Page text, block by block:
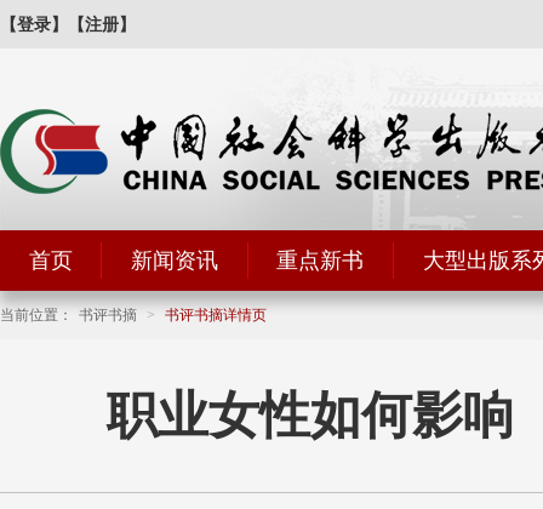
【登录】 【注册】
首页 新闻资讯 重点新书 大型出版系
当前位置： 书评书摘 > 书评书摘详情页
职业女性如何影响